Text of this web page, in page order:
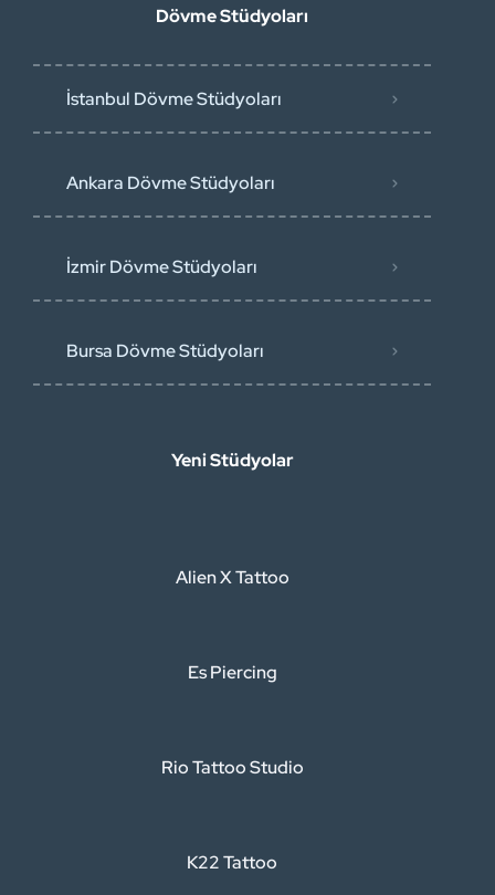
Dövme Stüdyoları
İstanbul Dövme Stüdyoları
Ankara Dövme Stüdyoları
İzmir Dövme Stüdyoları
Bursa Dövme Stüdyoları
Yeni Stüdyolar
Alien X Tattoo
Es Piercing
Rio Tattoo Studio
K22 Tattoo